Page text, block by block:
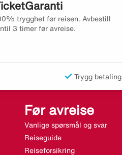
trygghet før reisen. Avbestill
3 timer før avreise.
Trygg betaling
Før avreise
Vanlige spørsmål og svar
Reiseguide
Reiseforsikring